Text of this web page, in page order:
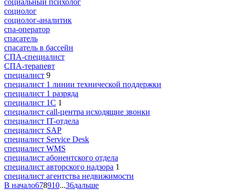
социолог
социолог-аналитик
спа-оператор
спасатель
спасатель в бассейн
СПА-специалист
СПА-терапевт
специалист 9
специалист 1 линии технической поддержки
специалист 1 разряда
специалист 1С 1
специалист call-центра исходящие звонки
специалист IT-отдела
специалист SAP
специалист Service Desk
специалист WMS
специалист абонентского отдела
специалист авторского надзора 1
специалист агентства недвижимости
В начало678910...36дальше